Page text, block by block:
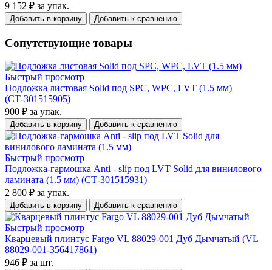
9 152 ₽ за упак.
Добавить в корзину Добавить к сравнению
Сопутствующие товары
Быстрый просмотр
Подложка листовая Solid под SPC, WPC, LVT (1.5 мм)
(СТ-301515905)
900 ₽ за упак.
Добавить в корзину Добавить к сравнению
Быстрый просмотр
Подложка-гармошка Anti - slip под LVT Solid для винилового
ламината (1.5 мм) (СТ-301515931)
2 800 ₽ за упак.
Добавить в корзину Добавить к сравнению
Быстрый просмотр
Кварцевый плинтус Fargo VL 88029-001 Дуб Дымчатый (VL
88029-001-356417861)
946 ₽ за шт.